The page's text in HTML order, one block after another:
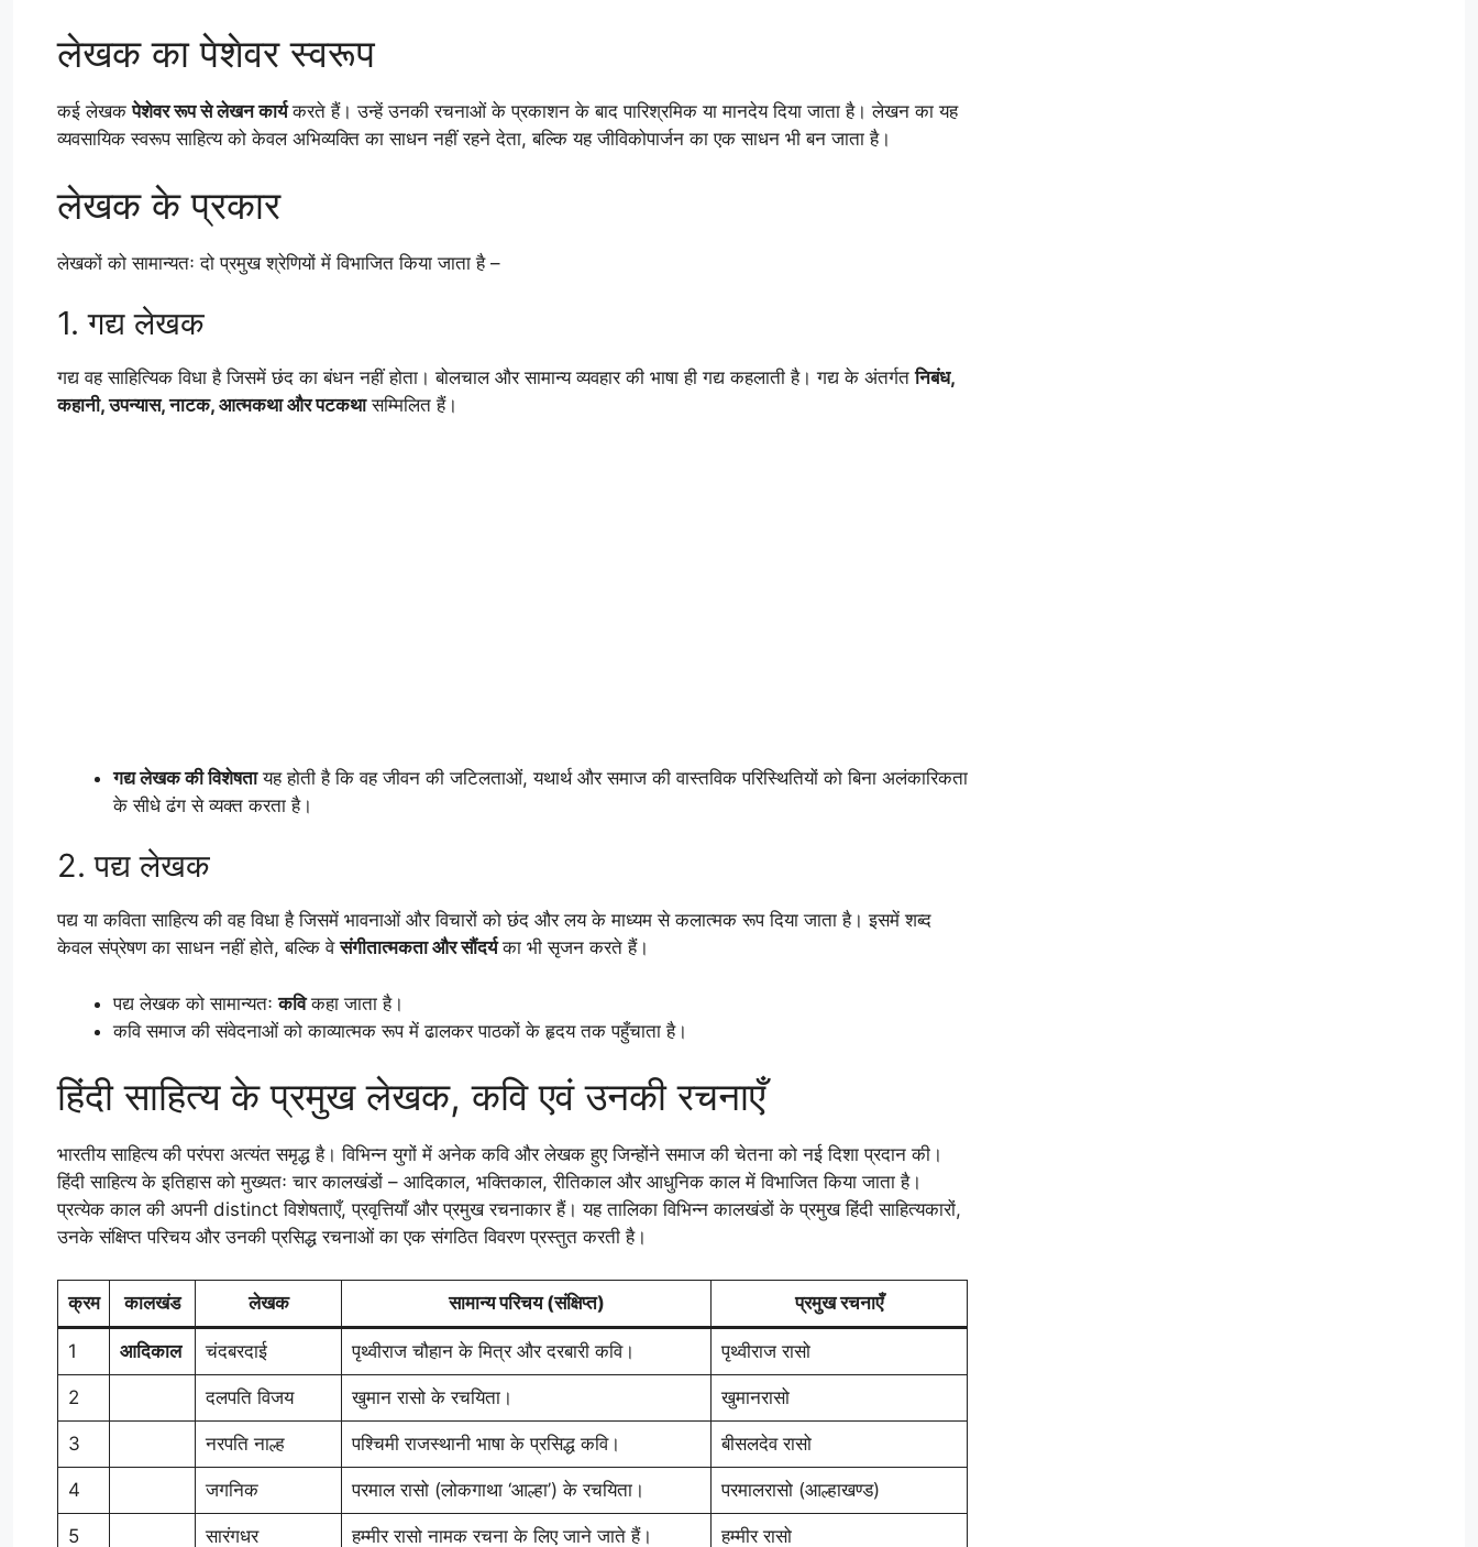
लेखक का पेशेवर स्वरूप
कई लेखकपेशेवर रूप से लेखन कार्यकरते हैं। उन्हें उनकी रचनाओं के प्रकाशन के बाद पारिश्रमिक या मानदेय दिया जाता है। लेखन का यह
व्यवसायिक स्वरूप साहित्य को केवल अभिव्यक्ति का साधन नहीं रहने देता, बल्कि यह जीविकोपार्जन का एक साधन भी बन जाता है।
लेखक के प्रकार
लेखकों को सामान्यतः दो प्रमुख श्रेणियों में विभाजित किया जाता है –
1. गद्य लेखक
गद्य वह साहित्यिक विधा है जिसमें छंद का बंधन नहीं होता। बोलचाल और सामान्य व्यवहार की भाषा ही गद्य कहलाती है। गद्य के अंतर्गतनिबंध,
कहानी, उपन्यास, नाटक, आत्मकथा और पटकथासम्मिलित हैं।
गद्य लेखक की विशेषतायह होती है कि वह जीवन की जटिलताओं, यथार्थ और समाज की वास्तविक परिस्थितियों को बिना अलंकारिकता
के सीधे ढंग से व्यक्त करता है।
2. पद्य लेखक
पद्य या कविता साहित्य की वह विधा है जिसमें भावनाओं और विचारों को छंद और लय के माध्यम से कलात्मक रूप दिया जाता है। इसमें शब्द
केवल संप्रेषण का साधन नहीं होते, बल्कि वेसंगीतात्मकता और सौंदर्यका भी सृजन करते हैं।
पद्य लेखक को सामान्यतःकविकहा जाता है।
कवि समाज की संवेदनाओं को काव्यात्मक रूप में ढालकर पाठकों के हृदय तक पहुँचाता है।
हिंदी साहित्य के प्रमुख लेखक, कवि एवं उनकी रचनाएँ
भारतीय साहित्य की परंपरा अत्यंत समृद्ध है। विभिन्न युगों में अनेक कवि और लेखक हुए जिन्होंने समाज की चेतना को नई दिशा प्रदान की।
हिंदी साहित्य के इतिहास को मुख्यतः चार कालखंडों – आदिकाल, भक्तिकाल, रीतिकाल और आधुनिक काल में विभाजित किया जाता है।
प्रत्येक काल की अपनी distinct विशेषताएँ, प्रवृत्तियाँ और प्रमुख रचनाकार हैं। यह तालिका विभिन्न कालखंडों के प्रमुख हिंदी साहित्यकारों,
उनके संक्षिप्त परिचय और उनकी प्रसिद्ध रचनाओं का एक संगठित विवरण प्रस्तुत करती है।
क्रम कालखंड लेखक सामान्य परिचय (संक्षिप्त) प्रमुख रचनाएँ
1 आदिकाल चंदबरदाई पृथ्वीराज चौहान के मित्र और दरबारी कवि। पृथ्वीराज रासो
2 दलपति विजय खुमान रासो के रचयिता। खुमानरासो
3 नरपति नाल्ह पश्चिमी राजस्थानी भाषा के प्रसिद्ध कवि। बीसलदेव रासो
4 जगनिक परमाल रासो (लोकगाथा ‘आल्हा’) के रचयिता। परमालरासो (आल्हाखण्ड)
5 सारंगधर हम्मीर रासो नामक रचना के लिए जाने जाते हैं। हम्मीर रासो